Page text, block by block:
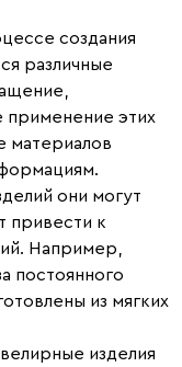
создания
различные
применение этих
материалов
они могут
привести к
Например,
постоянного
из мягких
изделия